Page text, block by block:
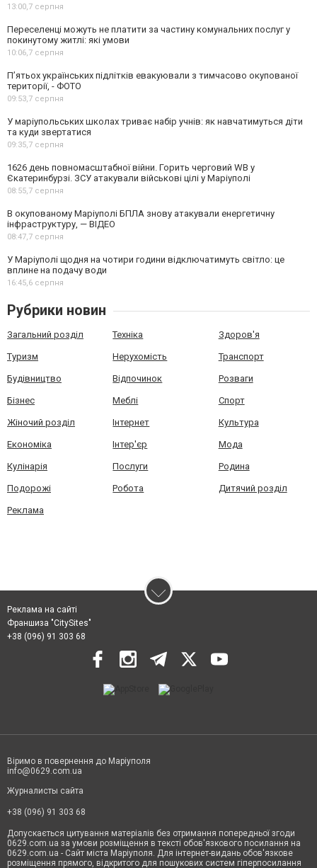
13:00,7 серпня
Переселенці можуть не платити за частину комунальних послуг у
покинутому житлі: які умови
10:06,7 серпня
П’ятьох українських підлітків евакуювали з тимчасово окупованої
території, - ФОТО
09:53,7 серпня
У маріупольських школах триває набір учнів: як навчатимуться діти
та куди звертатися
09:35,7 серпня
1626 день повномасштабної війни. Горить черговий WB у
Єкатеринбурзі. ЗСУ атакували військові цілі у Маріуполі
08:55,7 серпня
В окупованому Маріуполі БПЛА знову атакували енергетичну
інфраструктуру, — ВІДЕО
08:47,7 серпня
У Маріуполі щодня на чотири години відключатимуть світло: це
вплине на подачу води
16:45,6 серпня
Рубрики новин
Загальний розділ Техніка Здоров'я
Туризм Нерухомість Транспорт
Будівництво Відпочинок Розваги
Бізнес Меблі Спорт
Жіночий розділ Інтернет Культура
Економіка Інтер'єр Мода
Кулінарія Послуги Родина
Подорожі Робота Дитячий розділ
Реклама
Реклама на сайті
Франшиза "CitySites"
+38 (096) 91 303 68
Віримо в повернення до Маріуполя
info@0629.com.ua
Журналисты сайта
+38 (096) 91 303 68
Допускається цитування матеріалів без отримання попередньої згоди
0629.com.ua за умови розміщення в тексті обов'язкового посилання на
0629.com.ua - Сайт міста Маріуполя. Для інтернет-видань обов'язкове
розміщення прямого, відкритого для пошукових систем гіперпосилання